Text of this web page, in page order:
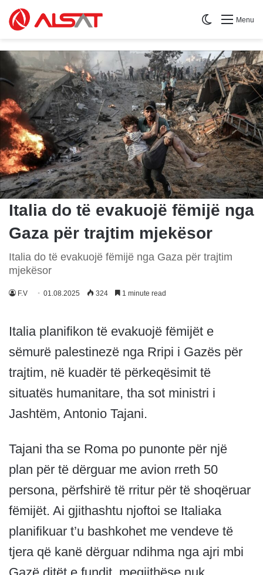
Menu
Switch skin
Italia do të evakuojë fëmijë nga
Gaza për trajtim mjekësor
Italia do të evakuojë fëmijë nga Gaza për trajtim
mjekësor
F.V 01.08.2025 324 1 minute read
Italia planifikon të evakuojë fëmijët e
sëmurë palestinezë nga Rripi i Gazës për
trajtim, në kuadër të përkeqësimit të
situatës humanitare, tha sot ministri i
Jashtëm, Antonio Tajani.
Tajani tha se Roma po punonte për një
plan për të dërguar me avion rreth 50
persona, përfshirë të rritur për të shoqëruar
fëmijët. Ai gjithashtu njoftoi se Italiaka
planifikuar t’u bashkohet me vendeve të
tjera që kanë dërguar ndihma nga ajri mbi